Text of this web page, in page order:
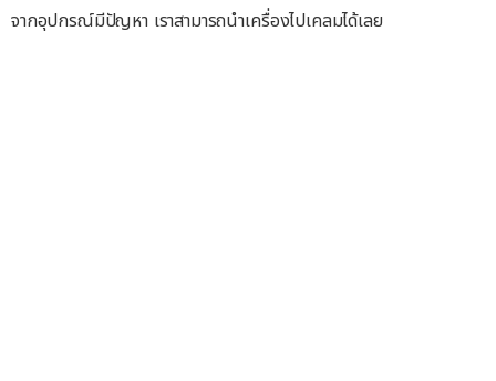
จากอุปกรณ์มีปัญหา เราสามารถนำเครื่องไปเคลมได้เลย